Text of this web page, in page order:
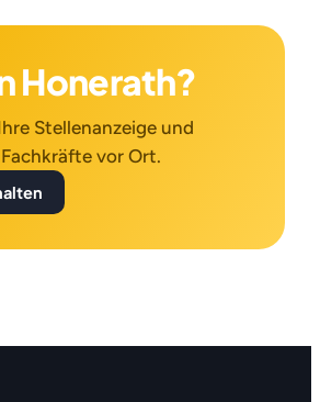
Honerath?
Stellenanzeige und
vor Ort.